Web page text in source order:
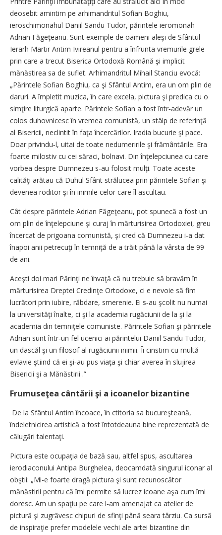
deosebit amintim pe arhimandritul Sofian Boghiu,
ieroschimonahul Daniil Sandu Tudor, părintele ieromonah
Adrian Făgeţeanu. Sunt exemple de oameni aleşi de Sfântul
Ierarh Martir Antim Ivireanul pentru a înfrunta vremurile grele
prin care a trecut Biserica Ortodoxă Română şi implicit
mănăstirea sa de suflet. Arhimandritul Mihail Stanciu evocă:
„Părintele Sofian Boghiu, ca şi Sfântul Antim, era un om plin de
daruri. A împletit muzica, în care excela, pictura şi predica cu o
simţire liturgică aparte. Părintele Sofian a fost într‑adevăr un
colos duhovnicesc în vremea comunistă, un stâlp de referinţă
al Bisericii, neclintit în faţa încercărilor. Iradia bucurie şi pace.
Doar privindu‑l, uitai de toate nedumeririle şi frământările. Era
foarte milostiv cu cei săraci, bolnavi. Din înţelepciunea cu care
vorbea despre Dumnezeu s‑au folosit mulţi. Toate aceste
calităţi arătau că Duhul Sfânt strălucea prin părintele Sofian şi
devenea roditor şi în inimile celor care îl ascultau.
Cât despre părintele Adrian Făgeţeanu, pot spunecă a fost un
om plin de înţelepciune şi curaj în mărturisirea Ortodoxiei, greu
încercat de prigoana comunistă, şi cred că Dumnezeu i‑a dat
înapoi anii petrecuţi în temniţă de a trăit până la vârsta de 99
de ani.
Aceşti doi mari Părinţi ne învaţă că nu trebuie să bravăm în
mărturisirea Dreptei Credinţe Ortodoxe, ci e nevoie să fim
lucrători prin iubire, răbdare, smerenie. Ei s‑au şcolit nu numai
la universităţi înalte, ci şi la academia rugăciunii de la şi la
academia din temniţele comuniste. Părintele Sofian şi părintele
Adrian sunt într‑un fel ucenici ai părintelui Daniil Sandu Tudor,
un dascăl şi un filosof al rugăciunii inimii. Îi cinstim cu multă
evlavie ştiind că ei şi‑au pus viaţa şi chiar averea în slujirea
Bisericii şi a Mănăstirii .”
Frumuseţea cântării şi a icoanelor bizantine
De la Sfântul Antim încoace, în ctitoria sa bucureşteană,
îndeletnicirea artistică a fost întotdeauna bine reprezentată de
călugări talentaţi.
Pictura este ocupaţia de bază sau, altfel spus, ascultarea
ierodiaconului Antipa Burghelea, deocamdată singurul iconar al
obştii: „Mi‑e foarte dragă pictura şi sunt recunoscător
mănăstirii pentru că îmi permite să lucrez icoane aşa cum îmi
doresc. Am un spaţiu pe care l‑am amenajat ca atelier de
pictură şi zugrăvesc chipuri de sfinţi până seara târziu. Ca sursă
de inspiraţie prefer modelele vechi ale artei bizantine din